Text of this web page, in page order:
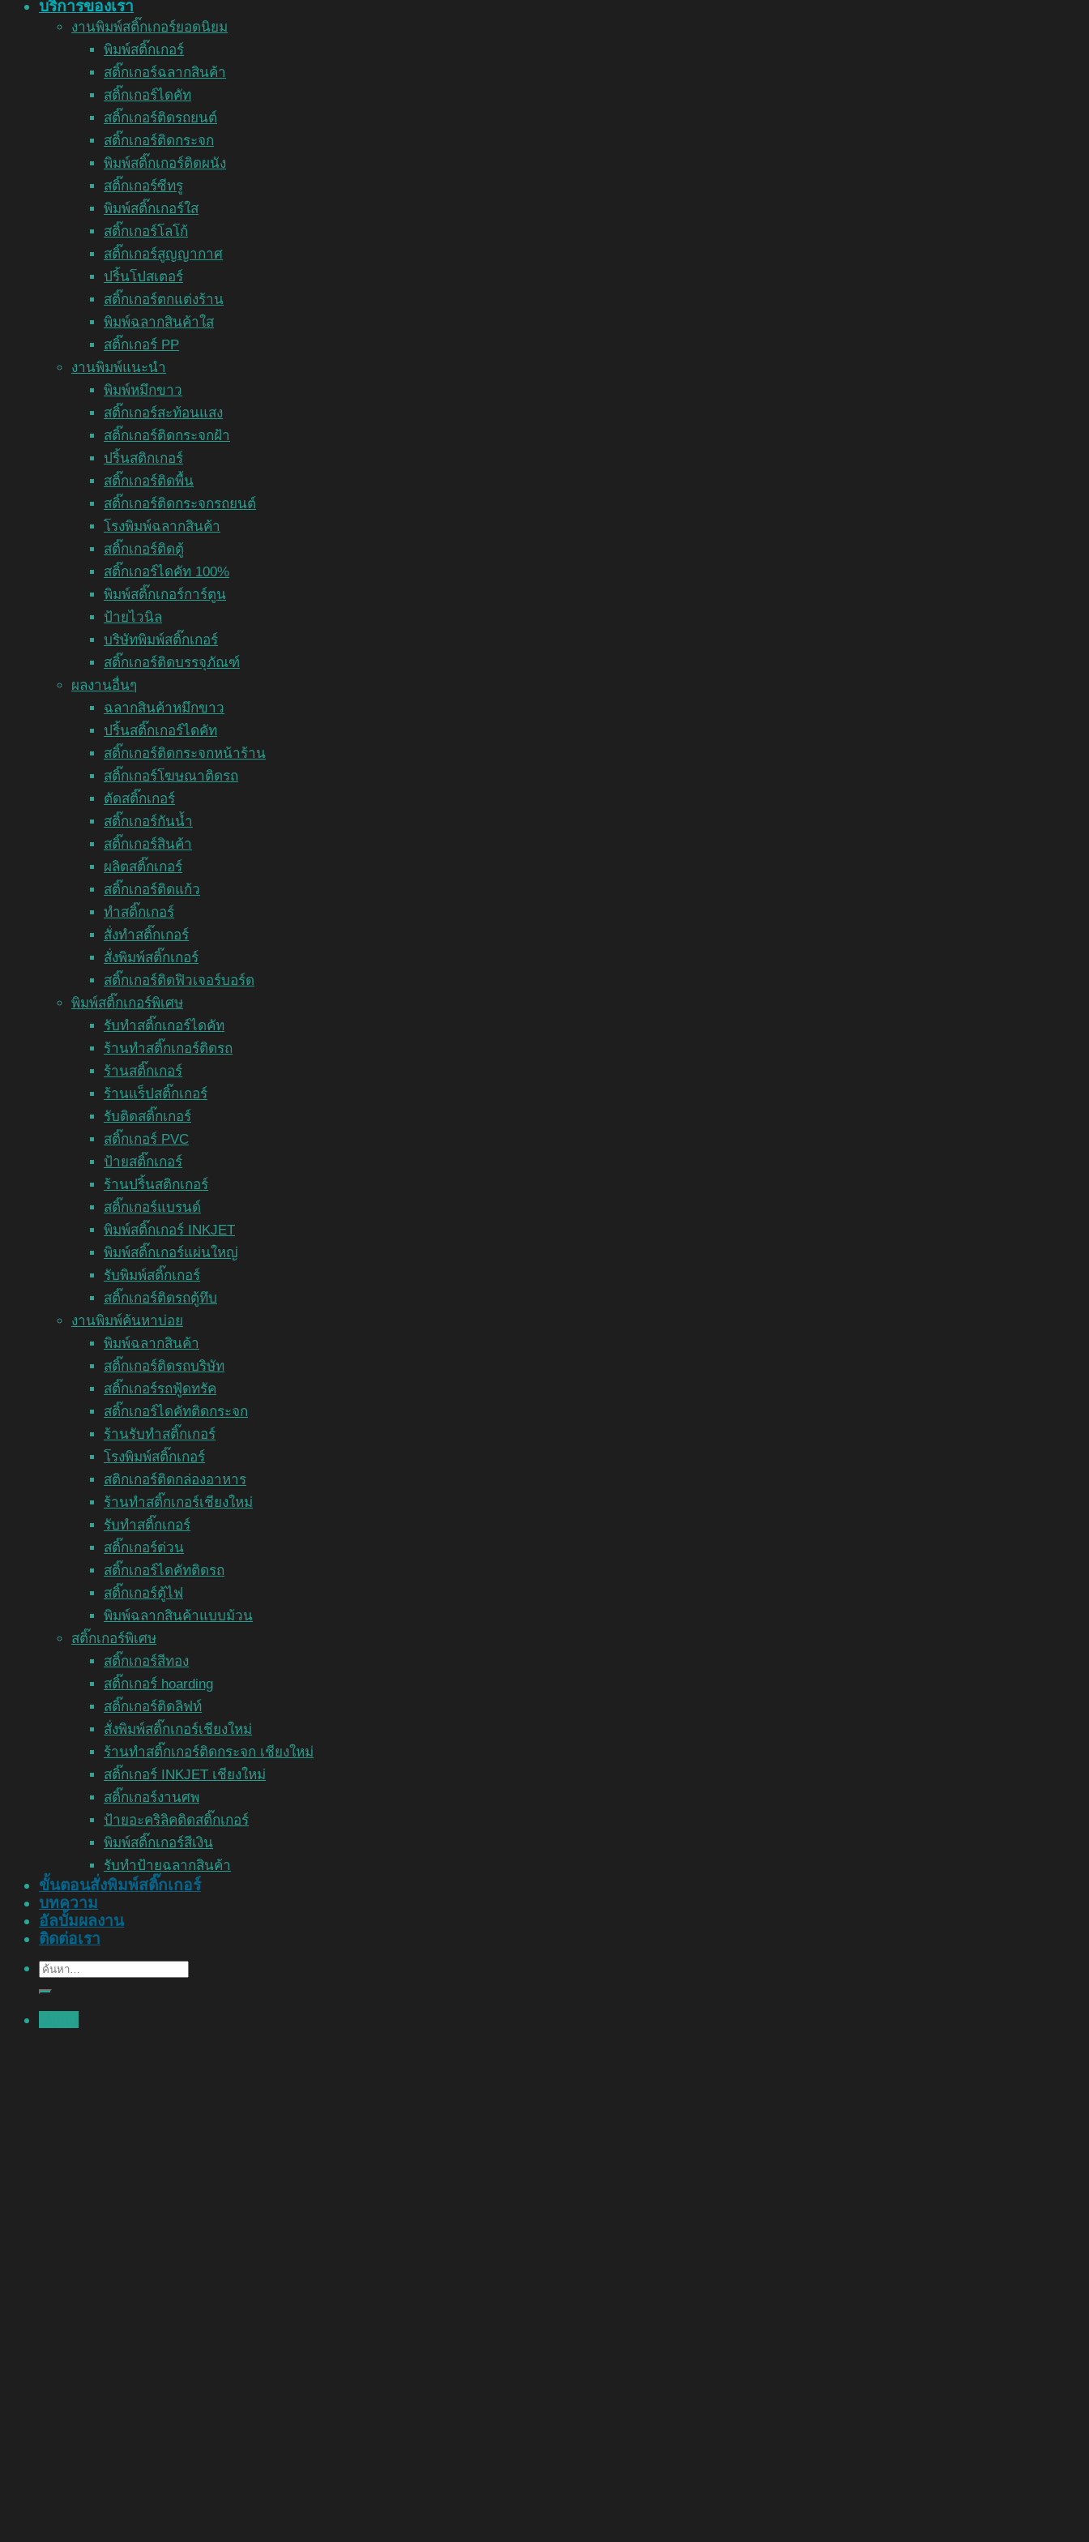
บริการของเรา
งานพิมพ์สติ๊กเกอร์ยอดนิยม
พิมพ์สติ๊กเกอร์
สติ๊กเกอร์ฉลากสินค้า
สติ๊กเกอร์ไดคัท
สติ๊กเกอร์ติดรถยนต์
สติ๊กเกอร์ติดกระจก
พิมพ์สติ๊กเกอร์ติดผนัง
สติ๊กเกอร์ซีทรู
พิมพ์สติ๊กเกอร์ใส
สติ๊กเกอร์โลโก้
สติ๊กเกอร์สูญญากาศ
ปริ้นโปสเตอร์
สติ๊กเกอร์ตกแต่งร้าน
พิมพ์ฉลากสินค้าใส
สติ๊กเกอร์ PP
งานพิมพ์แนะนำ
พิมพ์หมึกขาว
สติ๊กเกอร์สะท้อนแสง
สติ๊กเกอร์ติดกระจกฝ้า
ปริ้นสติกเกอร์
สติ๊กเกอร์ติดพื้น
สติ๊กเกอร์ติดกระจกรถยนต์
โรงพิมพ์ฉลากสินค้า
สติ๊กเกอร์ติดตู้
สติ๊กเกอร์ไดคัท 100%
พิมพ์สติ๊กเกอร์การ์ตูน
ป้ายไวนิล
บริษัทพิมพ์สติ๊กเกอร์
สติ๊กเกอร์ติดบรรจุภัณฑ์
ผลงานอื่นๆ
ฉลากสินค้าหมึกขาว
ปริ้นสติ๊กเกอร์ไดคัท
สติ๊กเกอร์ติดกระจกหน้าร้าน
สติ๊กเกอร์โฆษณาติดรถ
ตัดสติ๊กเกอร์
สติ๊กเกอร์กันน้ำ
สติ๊กเกอร์สินค้า
ผลิตสติ๊กเกอร์
สติ๊กเกอร์ติดแก้ว
ทำสติ๊กเกอร์
สั่งทำสติ๊กเกอร์
สั่งพิมพ์สติ๊กเกอร์
สติ๊กเกอร์ติดฟิวเจอร์บอร์ด
พิมพ์สติ๊กเกอร์พิเศษ
รับทำสติ๊กเกอร์ไดคัท
ร้านทำสติ๊กเกอร์ติดรถ
ร้านสติ๊กเกอร์
ร้านแร็ปสติ๊กเกอร์
รับติดสติ๊กเกอร์
สติ๊กเกอร์ PVC
ป้ายสติ๊กเกอร์
ร้านปริ้นสติกเกอร์
สติ๊กเกอร์แบรนด์
พิมพ์สติ๊กเกอร์ INKJET
พิมพ์สติ๊กเกอร์แผ่นใหญ่
รับพิมพ์สติ๊กเกอร์
สติ๊กเกอร์ติดรถตู้ทึบ
งานพิมพ์ค้นหาบ่อย
พิมพ์ฉลากสินค้า
สติ๊กเกอร์ติดรถบริษัท
สติ๊กเกอร์รถฟู้ดทรัค
สติ๊กเกอร์ไดคัทติดกระจก
ร้านรับทำสติ๊กเกอร์
โรงพิมพ์สติ๊กเกอร์
สติกเกอร์ติดกล่องอาหาร
ร้านทำสติ๊กเกอร์เชียงใหม่
รับทำสติ๊กเกอร์
สติ๊กเกอร์ด่วน
สติ๊กเกอร์ไดคัทติดรถ
สติ๊กเกอร์ตู้ไฟ
พิมพ์ฉลากสินค้าแบบม้วน
สติ๊กเกอร์พิเศษ
สติ๊กเกอร์สีทอง
สติ๊กเกอร์ hoarding
สติ๊กเกอร์ติดลิฟท์
สั่งพิมพ์สติ๊กเกอร์เชียงใหม่
ร้านทำสติ๊กเกอร์ติดกระจก เชียงใหม่
สติ๊กเกอร์ INKJET เชียงใหม่
สติ๊กเกอร์งานศพ
ป้ายอะคริลิคติดสติ๊กเกอร์
พิมพ์สติ๊กเกอร์สีเงิน
รับทำป้ายฉลากสินค้า
ขั้นตอนสั่งพิมพ์สติ๊กเกอร์
บทความ
อัลบั้มผลงาน
ติดต่อเรา
ค้นหา: